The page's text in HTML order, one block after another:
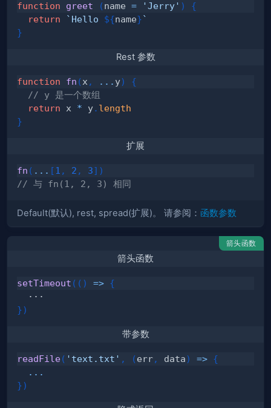
function greet (name = 'Jerry' )
{
return
` Hello ${name}`
}
Rest 参数
function fn (x , ... y)
{
// y 是一个数组
return x * y. length
}
扩展
fn ( ... [1 , 2 , 3] )
// 与 fn(1, 2, 3) 相同
Default(默认), rest, spread(扩展)。 请参阅： 函数参数
箭头函数
箭头函数
setTimeout ( ( ) => {
})
带参数
readFile( 'text.txt' , (err, data) => {
...
})